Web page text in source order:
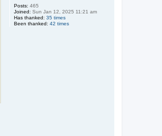
Posts: 465
Joined: Sun Jan 12, 2025 11:21 am
Has thanked: 35 times
Been thanked: 42 times